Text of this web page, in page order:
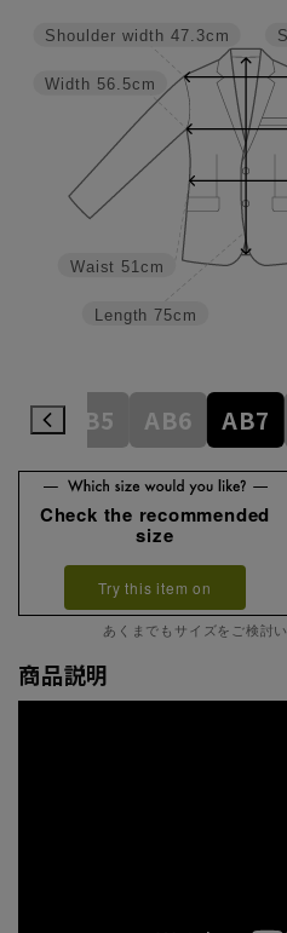
Length 75cm
Waist 51cm
Width 56.5cm
Shoulder width 47.3cm
AB5 AB6 AB7
Check the recommended
size
Try this item on
あくまでもサイズをご検討
商品説明